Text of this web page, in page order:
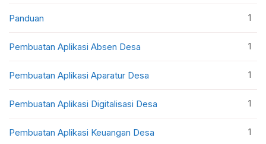
Panduan 1
Pembuatan Aplikasi Absen Desa 1
Pembuatan Aplikasi Aparatur Desa 1
Pembuatan Aplikasi Digitalisasi Desa 1
Pembuatan Aplikasi Keuangan Desa 1